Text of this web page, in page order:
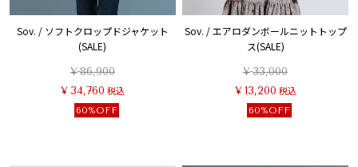
Sov. / ソフトクロップドジャケット
(SALE)
¥86,900
¥ 34,760 税込
60%OFF
Sov. / エアロダンボールニットトップ
ス(SALE)
¥33,000
¥ 13,200 税込
60%OFF